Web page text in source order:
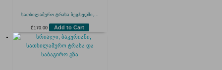
სათხილამურო ტრასა ზედხედში,...
₾ 170.00 Add to Cart